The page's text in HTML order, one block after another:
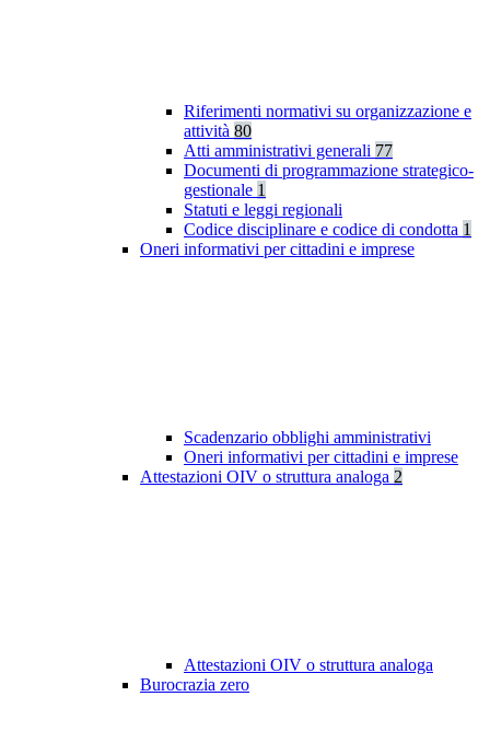
Riferimenti normativi su organizzazione e
attività 80
Atti amministrativi generali 77
Documenti di programmazione strategico-
gestionale 1
Statuti e leggi regionali
Codice disciplinare e codice di condotta 1
Oneri informativi per cittadini e imprese
Scadenzario obblighi amministrativi
Oneri informativi per cittadini e imprese
Attestazioni OIV o struttura analoga 2
Attestazioni OIV o struttura analoga
Burocrazia zero